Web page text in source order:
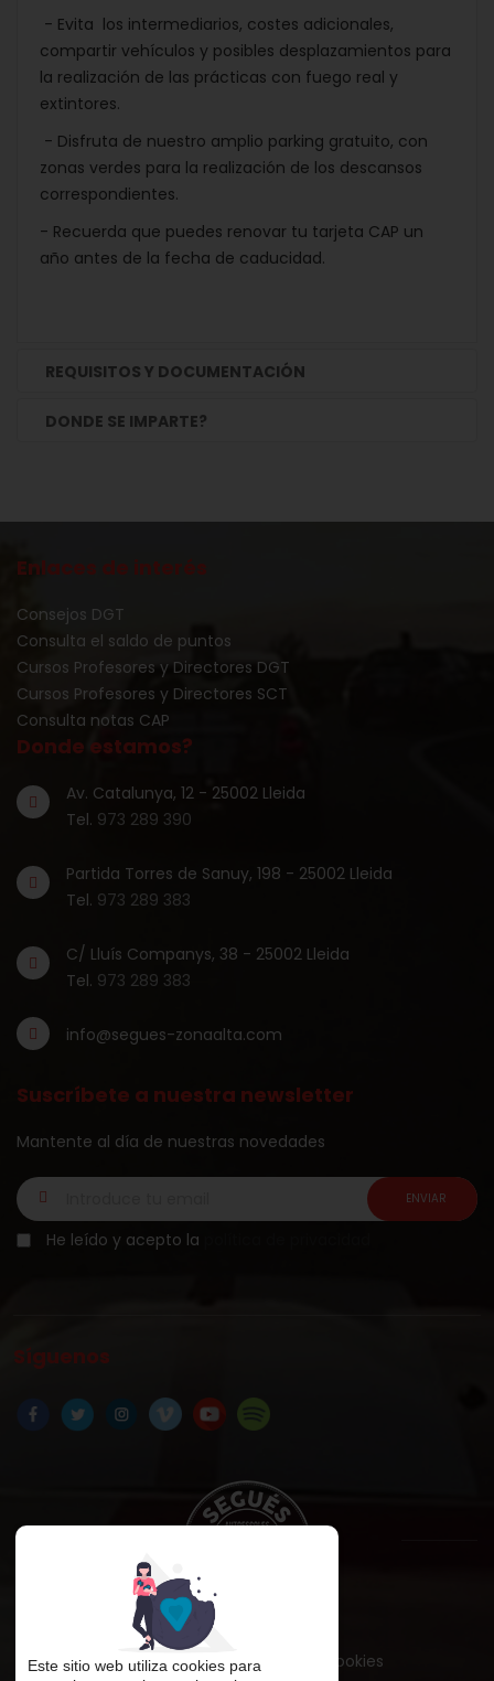
- Evita los intermediarios, costes adicionales,
compartir vehículos y posibles desplazamientos para
la realización de las prácticas con fuego real y
extintores.
- Disfruta de nuestro amplio parking gratuito, con
zonas verdes para la realización de los descansos
correspondientes.
- Recuerda que puedes renovar tu tarjeta CAP un
año antes de la fecha de caducidad.
REQUISITOS Y DOCUMENTACIÓN
DONDE SE IMPARTE?
Enlaces de interés
Consejos DGT
Consulta el saldo de puntos
Cursos Profesores y Directores DGT
Cursos Profesores y Directores SCT
Consulta notas CAP
Donde estamos?
Av. Catalunya, 12 - 25002 Lleida
Tel. 973 289 390
Partida Torres de Sanuy, 198 - 25002 Lleida
Tel. 973 289 383
C/ Lluís Companys, 38 - 25002 Lleida
Tel. 973 289 383
info@segues-zonaalta.com
Suscríbete a nuestra newsletter
Mantente al día de nuestras novedades
He leído y acepto la
Síguenos
Aviso legal Política de cookies
Este sitio web utiliza cookies para